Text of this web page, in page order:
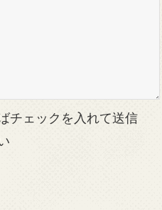
チェックを入れて送信